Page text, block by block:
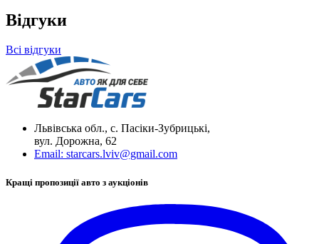
Відгуки
Всі відгуки
Львівська обл., с. Пасіки-Зубрицькі,
вул. Дорожна, 62
Email: starcars.lviv@gmail.com
Кращі пропозиції авто з аукціонів